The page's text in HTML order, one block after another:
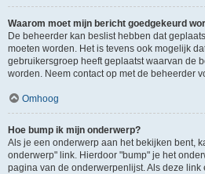
Waarom moet mijn bericht goedgekeurd
De beheerder kan beslist hebben dat
moeten worden. Het is tevens ook mogelijk
gebruikersgroep heeft geplaatst waarvan de
worden. Neem contact op met de beheerder
Omhoog
Hoe bump ik mijn onderwerp?
Als je een onderwerp aan het bekijken bent,
onderwerp" link. Hierdoor "bump" je het
pagina van de onderwerpenlijst. Als deze link